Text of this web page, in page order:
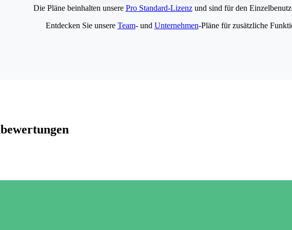
Die Pläne beinhalten unsere Pro Standard-Lizenzund sind für den
Entdecken Sie unsere Team- und Unternehmen-Pläne für zusätzliche